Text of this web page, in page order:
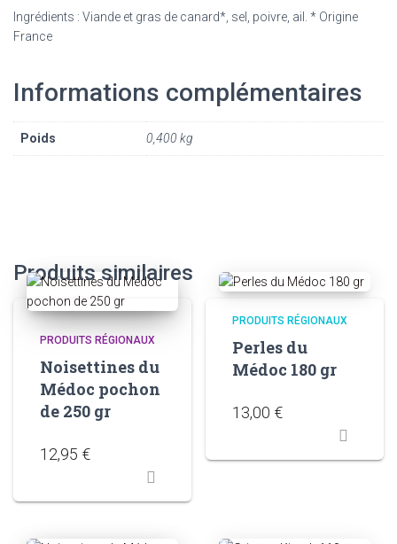
Ingrédients : Viande et gras de canard*, sel, poivre, ail. * Origine
France
Informations complémentaires
Poids 0,400 kg
Produits similaires
PRODUITS RÉGIONAUX
Noisettines du
Médoc pochon
de 250 gr
12,95 €
PRODUITS RÉGIONAUX
Perles du
Médoc 180 gr
13,00 €